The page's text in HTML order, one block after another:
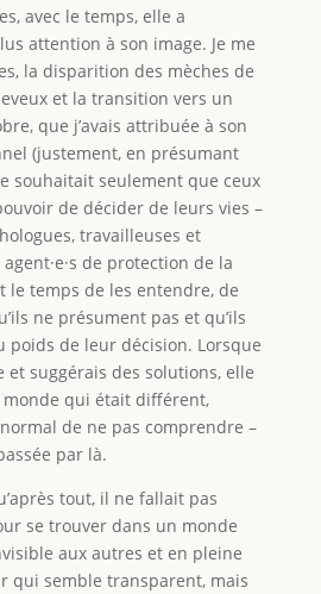
avec le temps, elle a
attention à son image. Je me
la disparition des mèches de
et la transition vers un
que j’avais attribuée à son
(justement, en présumant
souhaitait seulement que ceux
de décider de leurs vies –
travailleuses et
de protection de la
le temps de les entendre, de
ne présument pas et qu’ils
poids de leur décision. Lorsque
et suggérais des solutions, elle
monde qui était différent,
de ne pas comprendre –
par là.
tout, il ne fallait pas
se trouver dans un monde
aux autres et en pleine
qui semble transparent, mais